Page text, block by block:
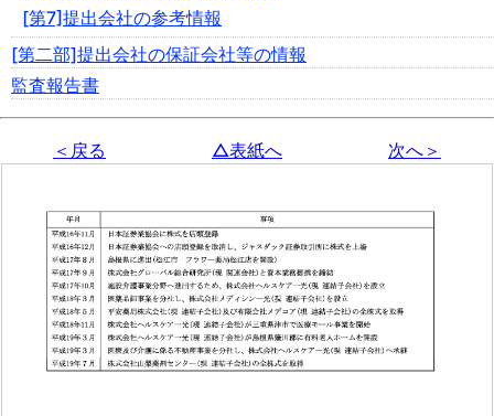
[第7]提出会社の参考情報
[第二部]提出会社の保証会社等の情報
監査報告書
＜戻る △表紙へ 次へ＞